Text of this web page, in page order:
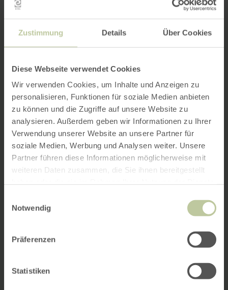
Zustimmung Details Über Cookies
Diese Webseite verwendet Cookies
Wir verwenden Cookies, um Inhalte und Anzeigen zu
personalisieren, Funktionen für soziale Medien anbieten
zu können und die Zugriffe auf unsere Website zu
analysieren. Außerdem geben wir Informationen zu Ihrer
Verwendung unserer Website an unsere Partner für
soziale Medien, Werbung und Analysen weiter. Unsere
Partner führen diese Informationen möglicherweise mit
weiteren Daten zusammen, die Sie ihnen bereitgestellt
Notwendig
Präferenzen
Statistiken